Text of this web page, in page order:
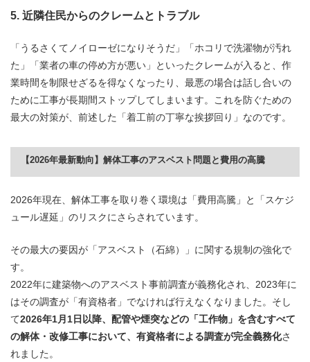
5. 近隣住民からのクレームとトラブル
「うるさくてノイローゼになりそうだ」「ホコリで洗濯物が汚れ
た」「業者の車の停め方が悪い」といったクレームが入ると、作
業時間を制限せざるを得なくなったり、最悪の場合は話し合いの
ために工事が長期間ストップしてしまいます。これを防ぐための
最大の対策が、前述した「着工前の丁寧な挨拶回り」なのです。
【2026年最新動向】解体工事のアスベスト問題と費用の高騰
2026年現在、解体工事を取り巻く環境は「費用高騰」と「スケジ
ュール遅延」のリスクにさらされています。
その最大の要因が「アスベスト（石綿）」に関する規制の強化で
す。
2022年に建築物へのアスベスト事前調査が義務化され、2023年に
はその調査が「有資格者」でなければ行えなくなりました。そし
て2026年1月1日以降、配管や煙突などの「工作物」を含むすべて
の解体・改修工事において、有資格者による調査が完全義務化さ
れました。